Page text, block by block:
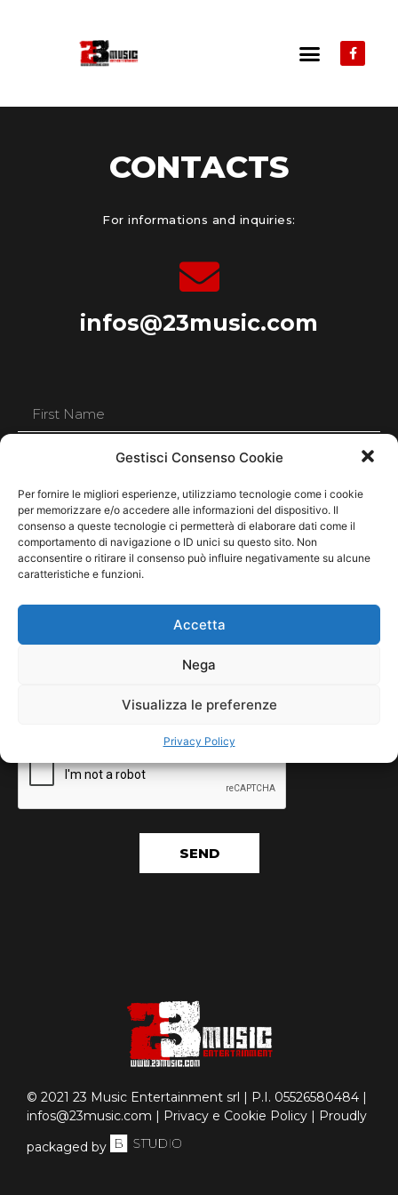
Gestisci Consenso Cookie
Per fornire le migliori esperienze, utilizziamo tecnologie come i cookie
per memorizzare e/o accedere alle informazioni del dispositivo. Il
consenso a queste tecnologie ci permetterà di elaborare dati come il
comportamento di navigazione o ID unici su questo sito. Non
acconsentire o ritirare il consenso può influire negativamente su alcune
caratteristiche e funzioni.
Accetta
Nega
Visualizza le preferenze
Privacy Policy
CONTACTS
For informations and inquiries:
infos@23music.com
SEND
© 2021 23 Music Entertainment srl | P.I. 05526580484 |
infos@23music.com
Privacy e Cookie Policy
| Proudly
packaged by